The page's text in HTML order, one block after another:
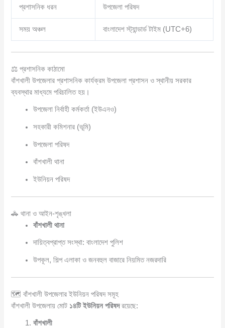
প্রশাসনিক ধরন উপজেলা পরিষদ
সময় অঞ্চল বাংলাদেশ স্ট্যান্ডার্ড টাইম (UTC+6)
⚖️ প্রশাসনিক কাঠামো
বাঁশখালী উপজেলার প্রশাসনিক কার্যক্রম উপজেলা প্রশাসন ও স্থানীয় সরকার
ব্যবস্থার মাধ্যমে পরিচালিত হয়।
উপজেলা নির্বাহী কর্মকর্তা (ইউএনও)
সহকারী কমিশনার (ভূমি)
উপজেলা পরিষদ
বাঁশখালী থানা
ইউনিয়ন পরিষদ
🚓 থানা ও আইন-শৃঙ্খলা
বাঁশখালী থানা
দায়িত্বপ্রাপ্ত সংস্থা: বাংলাদেশ পুলিশ
উপকূল, শিল্প এলাকা ও জনবহুল বাজারে নিয়মিত নজরদারি
🗺️ বাঁশখালী উপজেলার ইউনিয়ন পরিষদ সমূহ
বাঁশখালী উপজেলায় মোট ১৪টি ইউনিয়ন পরিষদরয়েছে:
বাঁশখালী